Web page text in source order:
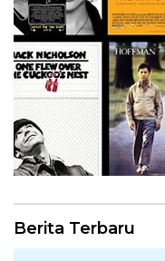
Berita Terbaru